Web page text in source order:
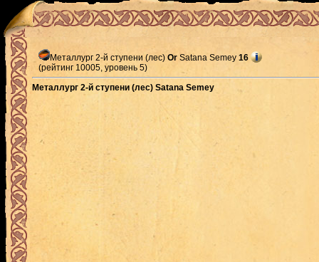
Металлург 2-й ступени (лес) Or Satana Semey 16
(рейтинг 10005, уровень 5)
Металлург 2-й ступени (лес) Satana Semey